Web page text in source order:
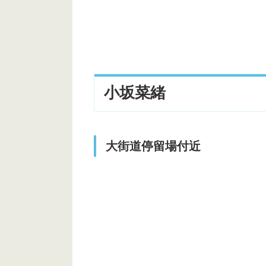
梅津寺海岸
千尋の間
高浜公民館前の踏切
小坂菜緒
大街道停留場付近